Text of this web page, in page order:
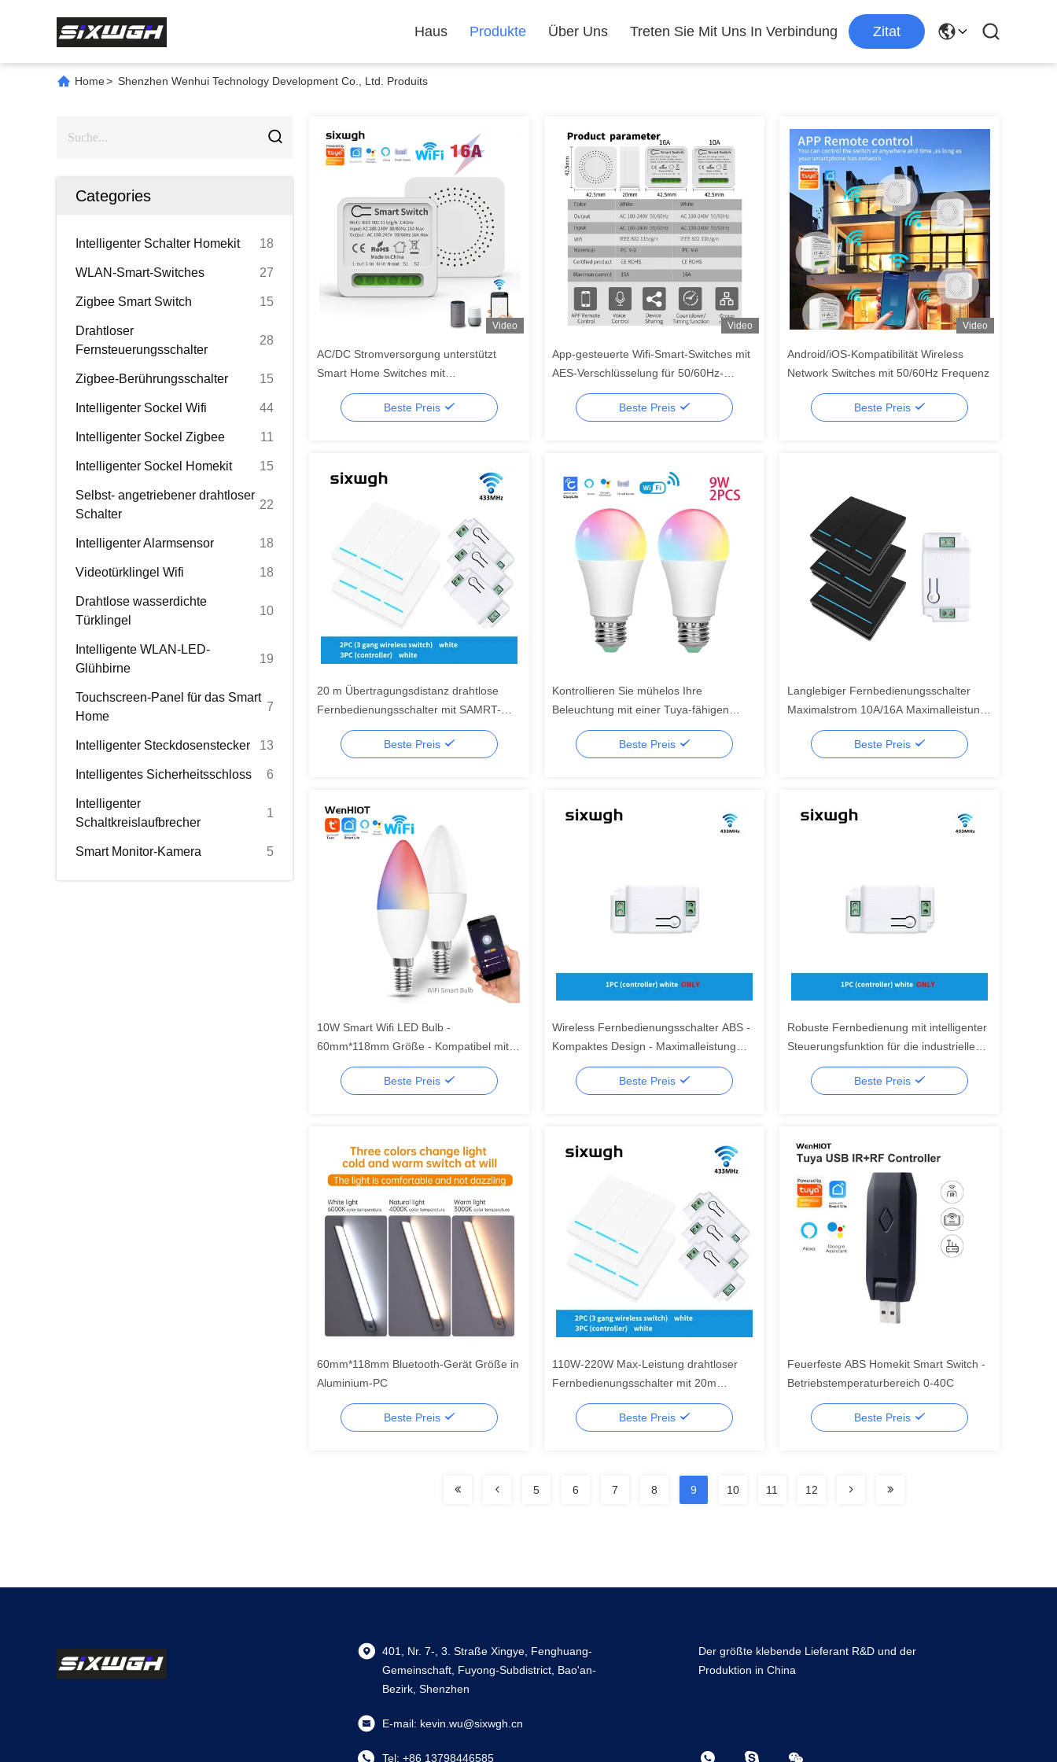
Haus Produkte Über Uns Treten Sie Mit Uns In Verbindung Zitat
Home> Shenzhen Wenhui Technology Development Co., Ltd. Produits
Categories
Intelligenter Schalter Homekit 18
WLAN-Smart-Switches 27
Zigbee Smart Switch 15
Drahtloser
Fernsteuerungsschalter
28
Zigbee-Berührungsschalter 15
Intelligenter Sockel Wifi 44
Intelligenter Sockel Zigbee 11
Intelligenter Sockel Homekit 15
Selbst- angetriebener drahtloser
Schalter
22
Intelligenter Alarmsensor 18
Videotürklingel Wifi 18
Drahtlose wasserdichte
Türklingel
10
Intelligente WLAN-LED-
Glühbirne
19
Touchscreen-Panel für das Smart
Home
7
Intelligenter Steckdosenstecker 13
Intelligentes Sicherheitsschloss 6
Intelligenter
Schaltkreislaufbrecher
1
Smart Monitor-Kamera 5
Video
AC/DC Stromversorgung unterstützt
Smart Home Switches mit
Sprachsteuerung
Beste Preis
Video
App-gesteuerte Wifi-Smart-Switches mit
AES-Verschlüsselung für 50/60Hz-
Frequenz
Beste Preis
Video
Android/iOS-Kompatibilität Wireless
Network Switches mit 50/60Hz Frequenz
Beste Preis
20 m Übertragungsdistanz drahtlose
Fernbedienungsschalter mit SAMRT-
Steuerungsschalter
Beste Preis
Kontrollieren Sie mühelos Ihre
Beleuchtung mit einer Tuya-fähigen
Smart Wifi LED-Bolle
Beste Preis
Langlebiger Fernbedienungsschalter
Maximalstrom 10A/16A Maximalleistung
110w-220W
Beste Preis
10W Smart Wifi LED Bulb -
60mm*118mm Größe - Kompatibel mit
Android IOS
Beste Preis
Wireless Fernbedienungsschalter ABS -
Kompaktes Design - Maximalleistung
110w-220W
Beste Preis
Robuste Fernbedienung mit intelligenter
Steuerungsfunktion für die industrielle
Automatisierung
Beste Preis
60mm*118mm Bluetooth-Gerät Größe in
Aluminium-PC
Beste Preis
110W-220W Max-Leistung drahtloser
Fernbedienungsschalter mit 20m
Übertragungsabstand
Beste Preis
Feuerfeste ABS Homekit Smart Switch -
Betriebstemperaturbereich 0-40C
Beste Preis
5 6 7 8 9 10 11 12
401, Nr. 7-, 3. Straße Xingye, Fenghuang-
Gemeinschaft, Fuyong-Subdistrict, Bao'an-
Bezirk, Shenzhen
E-mail: kevin.wu@sixwgh.cn
Tel: +86 13798446585
Der größte klebende Lieferant R&D und der
Produktion in China